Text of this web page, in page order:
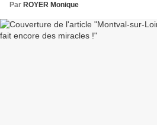
Par ROYER Monique